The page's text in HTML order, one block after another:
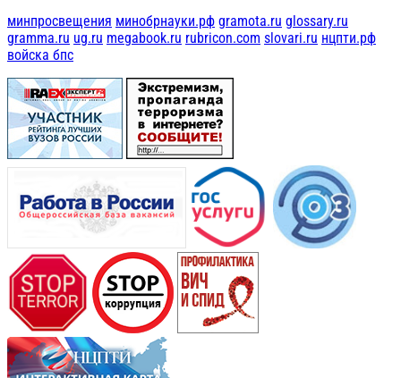
минпросвещения минобрнауки.рф gramota.ru glossary.ru
gramma.ru ug.ru megabook.ru rubricon.com slovari.ru нцпти.рф
войска бпс